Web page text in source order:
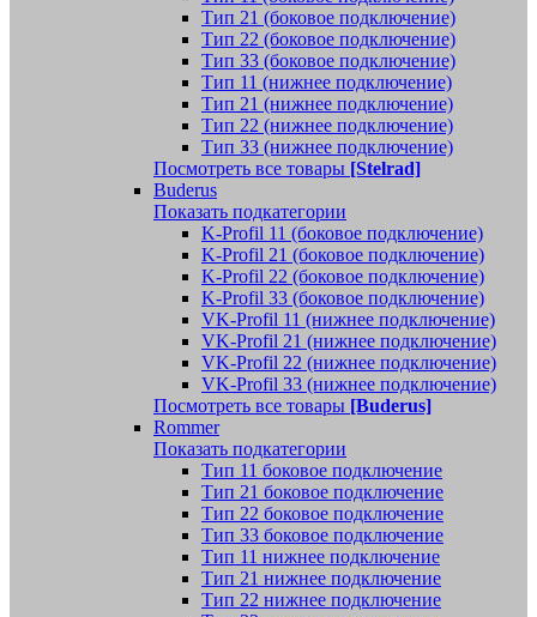
Тип 21 (боковое подключение)
Тип 22 (боковое подключение)
Тип 33 (боковое подключение)
Тип 11 (нижнее подключение)
Тип 21 (нижнее подключение)
Тип 22 (нижнее подключение)
Тип 33 (нижнее подключение)
Посмотреть все товары [Stelrad]
Buderus
Показать подкатегории
K-Profil 11 (боковое подключение)
K-Profil 21 (боковое подключение)
K-Profil 22 (боковое подключение)
K-Profil 33 (боковое подключение)
VK-Profil 11 (нижнее подключение)
VK-Profil 21 (нижнее подключение)
VK-Profil 22 (нижнее подключение)
VK-Profil 33 (нижнее подключение)
Посмотреть все товары [Buderus]
Rommer
Показать подкатегории
Тип 11 боковое подключение
Тип 21 боковое подключение
Тип 22 боковое подключение
Тип 33 боковое подключение
Тип 11 нижнее подключение
Тип 21 нижнее подключение
Тип 22 нижнее подключение